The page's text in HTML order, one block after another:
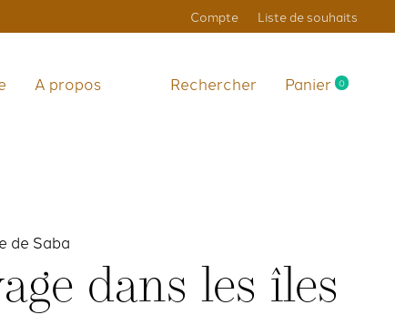
Compte Liste de souhaits
A propos Rechercher Panier 0items
de Saba
dans les îles